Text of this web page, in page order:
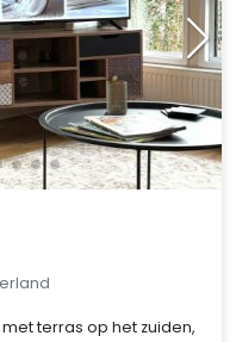
terras op het zuiden,